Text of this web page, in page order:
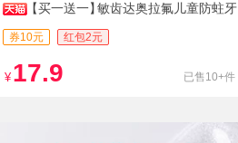
【买一送一】敏齿达奥拉氟儿童防蛀牙
膏券10元 红包2元
¥ 17.9 已售10+件